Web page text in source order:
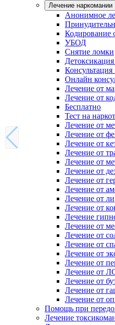
Лечение наркомании
Анонимное
Кодирование
УБОД
Снятие ломки
Консультация
Онлайн
Лечение от
Лечение от
Бесплатно
Тест на
Лечение от
Лечение от
Лечение от
Лечение от
Лечение от
Лечение от
Лечение от
Лечение от
Лечение от
Лечение от
Лечение
Лечение от
Лечение от
Лечение от
Лечение от
Лечение от
Лечение от
Лечение от
Лечение от
Лечение от
Помощь при
Лечение